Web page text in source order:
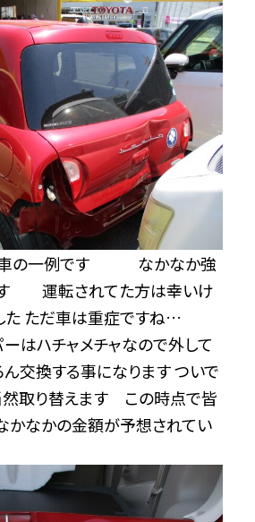
車の一例です なかなか強
す 運転されてた方は幸いけ
た ただ車は重症ですね…
はハチャメチャなので外して
交換する事になります ついで
然取り替えます この時点で皆
かなかの金額が予想されてい